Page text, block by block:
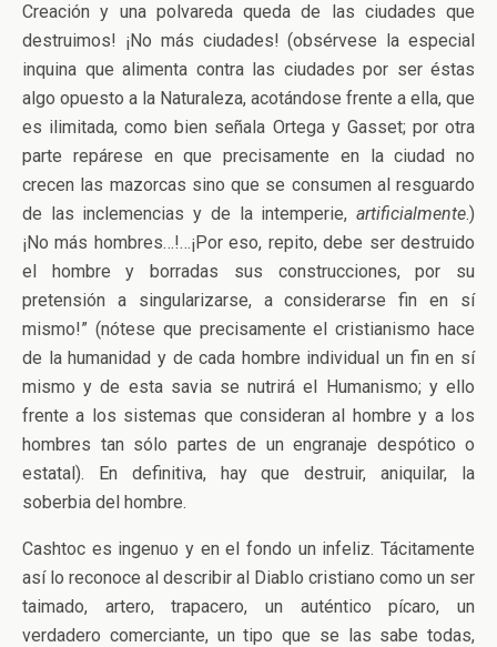
Creación y una polvareda queda de las ciudades que
destruimos! ¡No más ciudades! (obsérvese la especial
inquina que alimenta contra las ciudades por ser éstas
algo opuesto a la Naturaleza, acotándose frente a ella, que
es ilimitada, como bien señala Ortega y Gasset; por otra
parte repárese en que precisamente en la ciudad no
crecen las mazorcas sino que se consumen al resguardo
de las inclemencias y de la intemperie, artificialmente.)
¡No más hombres…!…¡Por eso, repito, debe ser destruido
el hombre y borradas sus construcciones, por su
pretensión a singularizarse, a considerarse fin en sí
mismo!” (nótese que precisamente el cristianismo hace
de la humanidad y de cada hombre individual un fin en sí
mismo y de esta savia se nutrirá el Humanismo; y ello
frente a los sistemas que consideran al hombre y a los
hombres tan sólo partes de un engranaje despótico o
estatal). En definitiva, hay que destruir, aniquilar, la
soberbia del hombre.
Cashtoc es ingenuo y en el fondo un infeliz. Tácitamente
así lo reconoce al describir al Diablo cristiano como un ser
taimado, artero, trapacero, un auténtico pícaro, un
verdadero comerciante, un tipo que se las sabe todas,